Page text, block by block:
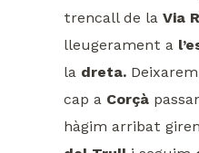
trencall de la Via
lleugerament a
la dreta.Deixarem
cap a Corçà
hàgim arribat